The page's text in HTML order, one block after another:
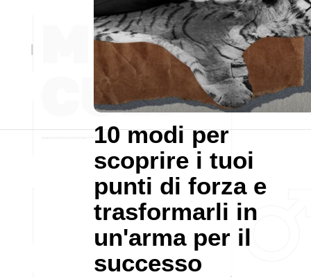
10 modi per
scoprire i tuoi
punti di forza e
trasformarli in
un'arma per il
successo